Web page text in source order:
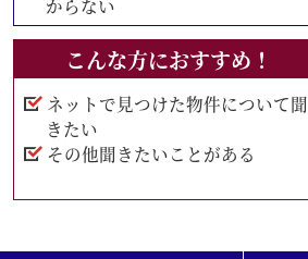
からない
こんな方におすすめ！
ネットで見つけた物件について聞
きたい
その他聞きたいことがある